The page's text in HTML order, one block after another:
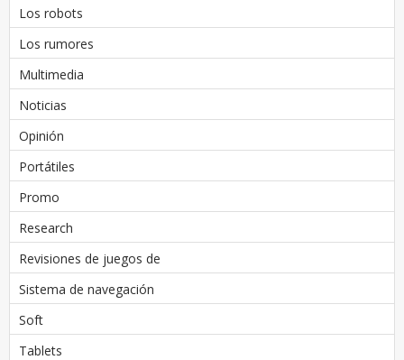
Los robots
Los rumores
Multimedia
Noticias
Opinión
Portátiles
Promo
Research
Revisiones de juegos de
Sistema de navegación
Soft
Tablets